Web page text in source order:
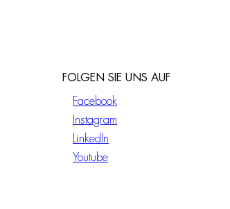
FOLGEN SIE UNS AUF
Facebook
Instagram
LinkedIn
Youtube